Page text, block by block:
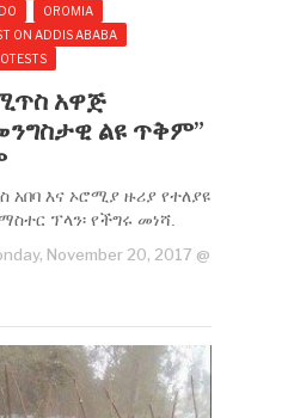
OROMIA
ON ADDIS ABABA
አዋጅ
ልዩ ጥቅም”
እና ኦሮሚያ ዙሪያ የተለያዩ
ፕላን፡ የችግሩ መነሻ.
November 20, 2017 @